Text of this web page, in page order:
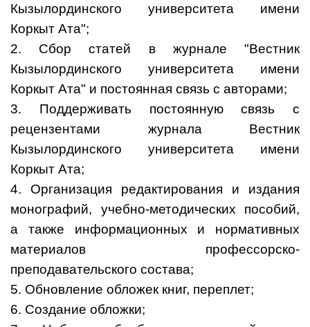
Кызылординского университета имени
Коркыт Ата";
2. Сбор статей в журнале "Вестник
Кызылординского университета имени
Коркыт Ата" и постоянная связь с авторами;
3. Поддерживать постоянную связь с
рецензентами журнала Вестник
Кызылординского университета имени
Коркыт Ата;
4. Организация редактирования и издания
монографий, учебно-методических пособий,
а также информационных и нормативных
материалов профессорско-
преподавательского состава;
5. Обновление обложек книг, переплет;
6. Создание обложки;